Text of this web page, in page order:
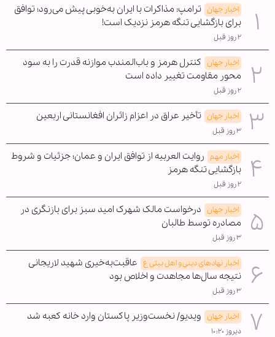
اخبار جهان ترامپ: مذاکرات با ایران به‌خوبی پیش می‌رود؛ توافق
برای بازگشایی تنگه هرمز نزدیک است!
۲ روز قبل
اخبار جهان کنترل هرمز و باب‌المندب موازنه قدرت را به سود
محور مقاومت تغییر داده است
۲ روز قبل
اخبار جهان تأخیر عراق در اعزام زائران افغانستانی اربعین
۳ روز قبل
اخبار مهم روایت العربیه از توافق ایران و عمان؛ جزئیات و شروط
بازگشایی تنگه هرمز
۲ روز قبل
اخبار جهان درخواست مالک شهرک امید سبز برای بازنگری در
مصادره توسط طالبان
۳ روز قبل
اخبار نهادهای دینی و اهل بیتی ع عاقبت‌به‌خیری شهید لاریجانی
نتیجه سال‌ها مجاهدت و اخلاص بود
۳ روز قبل
اخبار جهان ویدیو/ نخست‌وزیر پاکستان وارد خانه کعبه شد
دیروز ۱۰:۲۰